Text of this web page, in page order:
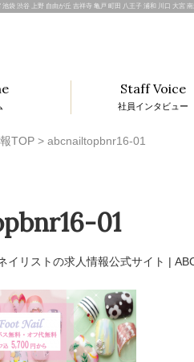
袋 渋谷 上野 自由が丘 吉祥寺 亀戸 町田 八王子 浦和 川口 大宮
Staff Voice
社員インタビュー
TOP > abcnailtopbnr16-01
01